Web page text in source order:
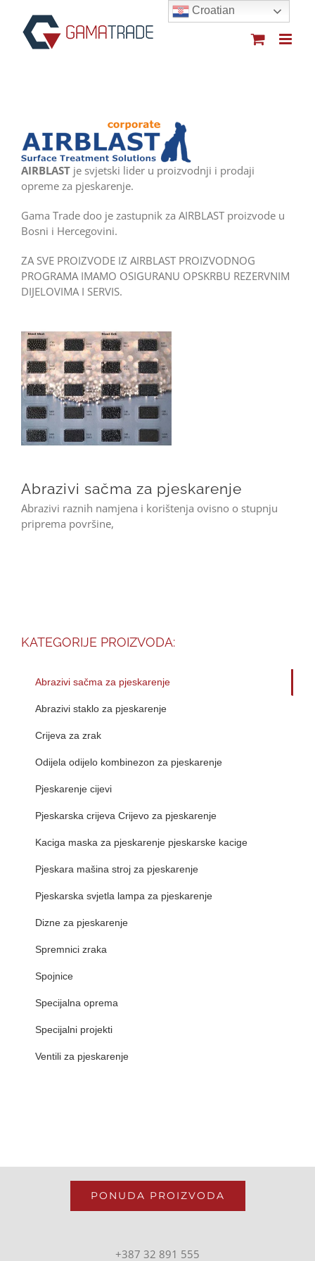
content
AIRBLAST je svjetski lider u proizvodnji i prodaji
opreme za pjeskarenje.
Gama Trade doo je zastupnik za AIRBLAST proizvode u
Bosni i Hercegovini.
ZA SVE PROIZVODE IZ AIRBLAST PROIZVODNOG
PROGRAMA IMAMO OSIGURANU OPSKRBU REZERVNIM
DIJELOVIMA I SERVIS.
Abrazivi sačma za pjeskarenje
Abrazivi raznih namjena i korištenja ovisno o stupnju
priprema površine,
KATEGORIJE PROIZVODA:
Abrazivi sačma za pjeskarenje
Abrazivi staklo za pjeskarenje
Crijeva za zrak
Odijela odijelo kombinezon za pjeskarenje
Pjeskarenje cijevi
Pjeskarska crijeva Crijevo za pjeskarenje
Kaciga maska za pjeskarenje pjeskarske kacige
Pjeskara mašina stroj za pjeskarenje
Pjeskarska svjetla lampa za pjeskarenje
Dizne za pjeskarenje
Spremnici zraka
Spojnice
Specijalna oprema
Specijalni projekti
Ventili za pjeskarenje
PONUDA PROIZVODA
+387 32 891 555
Croatian